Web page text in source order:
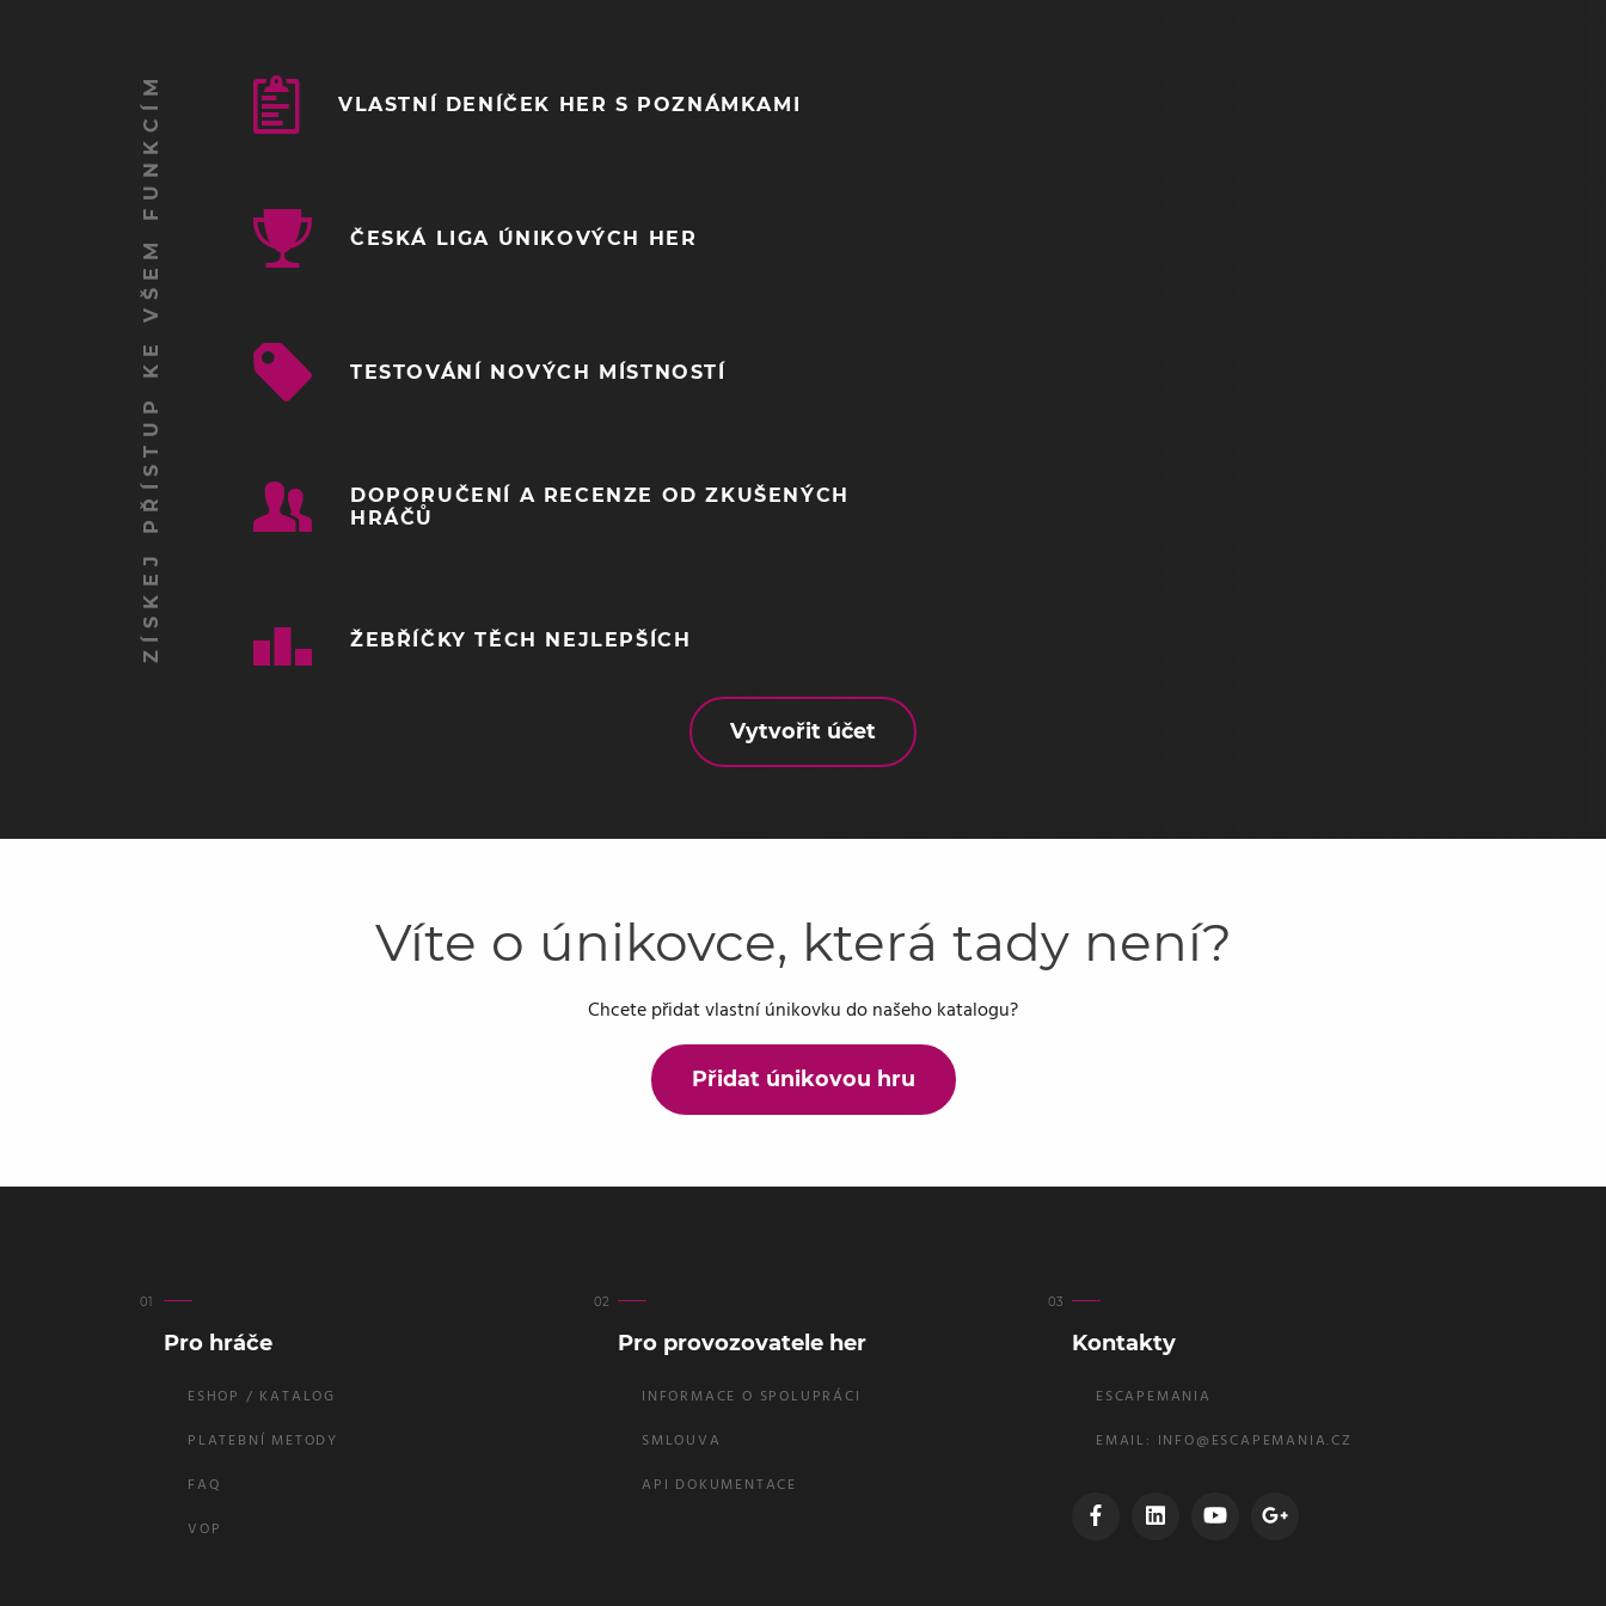
ZÍSKEJ PŘÍSTUP KE VŠEM FUNKCÍM VLASTNÍ DENÍČEK HER S POZNÁMKAMI
ČESKÁ LIGA ÚNIKOVÝCH HER
TESTOVÁNÍ NOVÝCH MÍSTNOSTÍ
DOPORUČENÍ A RECENZE OD ZKUŠENÝCH
HRÁČŮ
ŽEBŘÍČKY TĚCH NEJLEPŠÍCH
Vytvořit účet
Víte o únikovce, která tady není?
Chcete přidat vlastní únikovku do našeho katalogu?
Přidat únikovou hru
Pro hráče
ESHOP / KATALOG
PLATEBNÍ METODY
FAQ
VOP
Pro provozovatele her
INFORMACE O SPOLUPRÁCI
SMLOUVA
API DOKUMENTACE
Kontakty
ESCAPEMANIA
EMAIL: INFO@ESCAPEMANIA.CZ